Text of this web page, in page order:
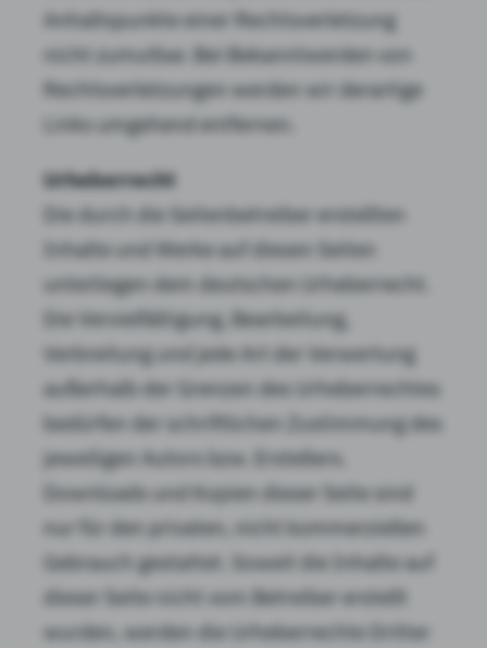
Anhaltspunkte einer Rechtsverletzung
nicht zumutbar. Bei Bekanntwerden von
Rechtsverletzungen werden wir derartige
Links umgehend entfernen.
Urheberrecht
Die durch die Seitenbetreiber erstellten
Inhalte und Werke auf diesen Seiten
unterliegen dem deutschen Urheberrecht.
Die Vervielfältigung, Bearbeitung,
Verbreitung und jede Art der Verwertung
außerhalb der Grenzen des Urheberrechtes
bedürfen der schriftlichen Zustimmung des
jeweiligen Autors bzw. Erstellers.
Downloads und Kopien dieser Seite sind
nur für den privaten, nicht kommerziellen
Gebrauch gestattet. Soweit die Inhalte auf
dieser Seite nicht vom Betreiber erstellt
wurden, werden die Urheberrechte Dritter